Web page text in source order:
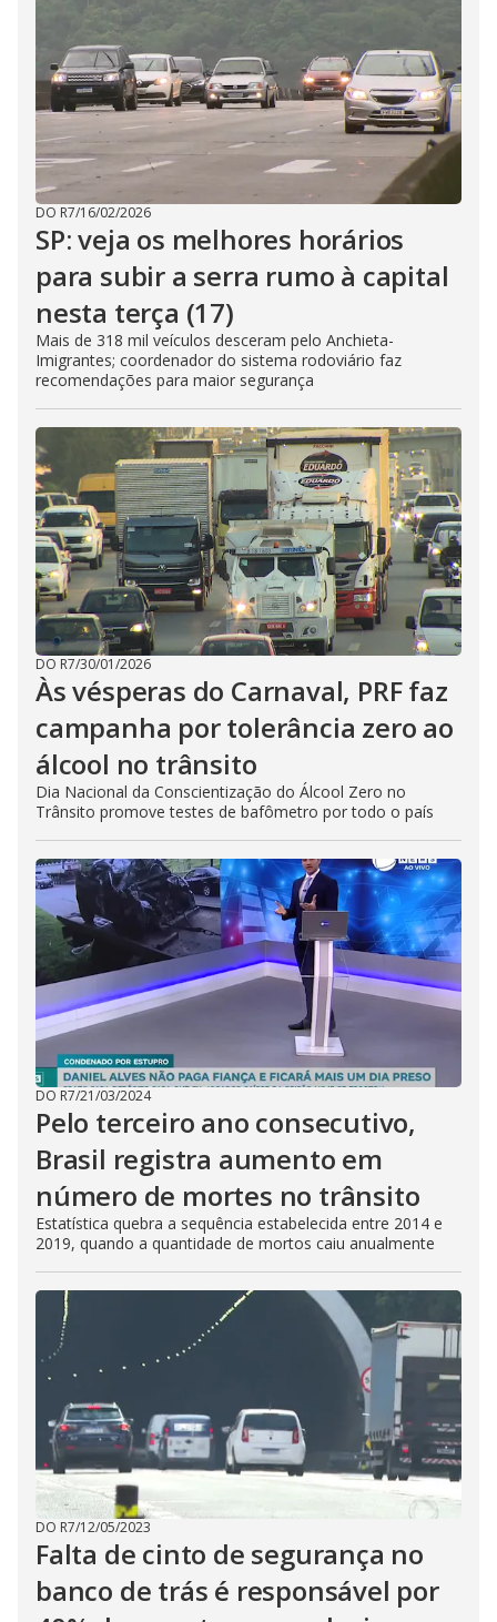
DO R7/16/02/2026
SP: veja os melhores horários
para subir a serra rumo à capital
nesta terça (17)
Mais de 318 mil veículos desceram pelo Anchieta-
Imigrantes; coordenador do sistema rodoviário faz
recomendações para maior segurança
DO R7/30/01/2026
Às vésperas do Carnaval, PRF faz
campanha por tolerância zero ao
álcool no trânsito
Dia Nacional da Conscientização do Álcool Zero no
Trânsito promove testes de bafômetro por todo o país
DO R7/21/03/2024
Pelo terceiro ano consecutivo,
Brasil registra aumento em
número de mortes no trânsito
Estatística quebra a sequência estabelecida entre 2014 e
2019, quando a quantidade de mortos caiu anualmente
DO R7/12/05/2023
Falta de cinto de segurança no
banco de trás é responsável por